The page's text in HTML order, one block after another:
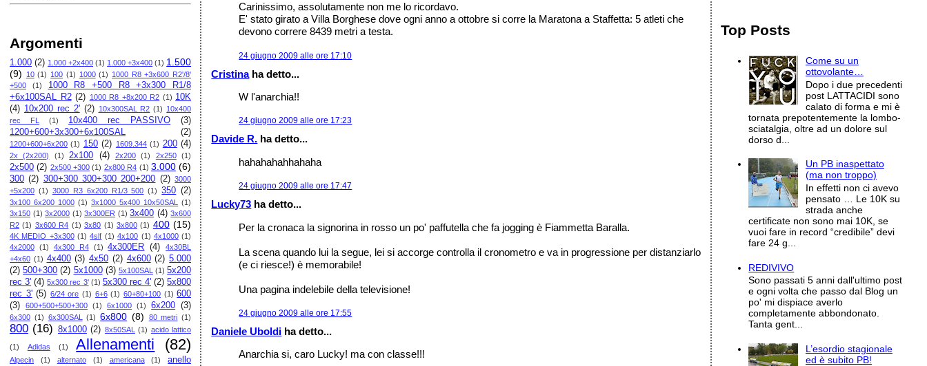
Argomenti
1.000 (2) 1.000 +2x400 (1) 1.000 +3x400 (1) 1.500
(9)
10 (1) 100 (1) 1000 (1) 1000 R8 +3x600 R2'/8'
+500
(1)
1000 R8 +500 R8 +3x300 R1/8
+6x100SAL R2 (2) 1000 R8 +8x200 R2 (1) 10K
(4) 10x200 rec 2' (2) 10x300SAL R2 (1) 10x400
rec FL
(1) 10x400 rec PASSIVO
(3)
1200+600+3x300+6x100SAL
(2)
1200+600+6x200 (1) 150 (2) 1609.344 (1) 200 (4)
2x (2x200) (1) 2x100 (4) 2x200 (1) 2x250 (1)
2x500 (2) 2x500 +300 (1) 2x800 R4 (1) 3.000 (6)
300 (2) 300+300 300+300 200+200 (2) 3000
+5x200 (1) 3000 R3 6x200 R1/3 500 (1) 350 (2)
3x100 6x200 1000 (1) 3x1000 5x400 10x50SAL
(1)
3x150 (1) 3x2000 (1) 3x300ER (1) 3x400 (4) 3x600
R2 (1) 3x600 R4 (1) 3x80 (1) 3x800 (1) 400 (15)
4K MEDIO +3x300 (1) 4slf (1) 4x100 (1) 4x1000 (1)
4x2000 (1) 4x300 R4 (1) 4x300ER (4)
4x30BL
+4x60 (1) 4x400 (3) 4x50 (2) 4x600 (2) 5.000
(2) 500+300 (2) 5x1000 (3) 5x100SAL (1) 5x200
rec 3' (4) 5x300 rec 3' (1) 5x300 rec 4' (2) 5x800
rec 3' (5) 6/24 ore (1) 6+6 (1) 60+80+100 (1) 600
(3)
600+500+500+300 (1) 6x1000 (1) 6x200 (3)
6x300 (1) 6x300SAL (1) 6x800 (8) 80 metri (1)
800 (16) 8x1000 (2) 8x50SAL (1) acido lattico
(1) Adidas (1) Allenamenti (82)
Alpecin (1) alternato (1) americana (1)
anello
Carinissimo, assolutamente non me lo ricordavo.
E' stato girato a Villa Borghese dove ogni anno a ottobre si corre la Maratona a Staffetta: 5 atleti che
devono correre 8439 metri a testa.
24 giugno 2009 alle ore 17:10
Cristinaha detto...
W l'anarchia!!
24 giugno 2009 alle ore 17:23
Davide R. ha detto...
hahahahahhahaha
24 giugno 2009 alle ore 17:47
Lucky73 ha detto...
Per la cronaca la signorina in rosso un po' paffutella che fa jogging è Fiammetta Baralla.
La scena quando lui la segue, lei si accorge controlla il cronometro e va in progressione per distanziarlo
(e ci riesce!) è memorabile!
Una pagina indelebile della televisione!
24 giugno 2009 alle ore 17:55
Daniele Uboldi ha detto...
Anarchia si, caro Lucky! ma con classe!!!
Top Posts
Come su un
ottovolante…
Dopo i due precedenti
post LATTACIDI sono
calato di forma e mi è
tornata prepotentemente la lombo-
sciatalgia, oltre ad un dolore sul
dorso d...
Un PB inaspettato
(ma non troppo)
In effetti non ci avevo
pensato … Le 10K su
strada anche
certificate non sono mai 10K, se
vuoi fare in record “credibile” devi
fare 24 g...
REDIVIVO
Sono passati 5 anni dall'ultimo post
e ogni volta che passo dal Blog un
po' mi dispiace averlo
completamente abbondonato.
Tanta gent...
L’esordio stagionale
ed è subito PB!